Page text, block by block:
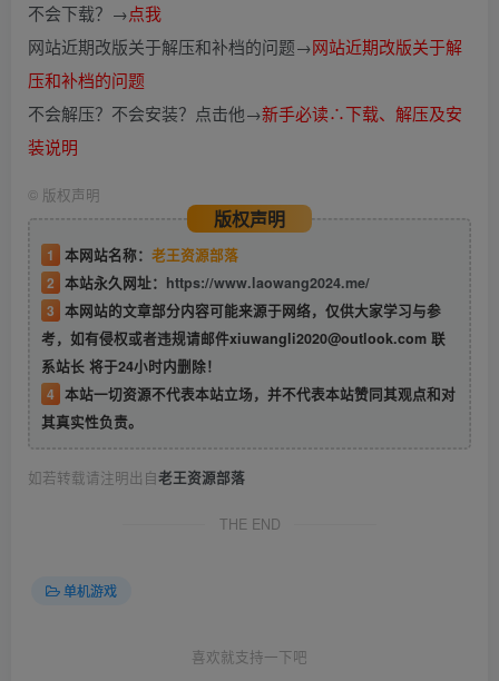
不会下载？→点我
网站近期改版关于解压和补档的问题→网站近期改版关于解
压和补档的问题
不会解压？不会安装？点击他→新手必读∴下载、解压及安
装说明
© 版权声明
版权声明
1 本网站名称： 老王资源部落
2 本站永久网址： https://www.laowang2024.me/
3 本网站的文章部分内容可能来源于网络，仅供大家学习与参
考，如有侵权或者违规请邮件xiuwangli2020@outlook.com 联
系站长 将于24小时内删除！
4 本站一切资源不代表本站立场，并不代表本站赞同其观点和对
其真实性负责。
如若转载请注明出自老王资源部落
THE END
单机游戏
喜欢就支持一下吧